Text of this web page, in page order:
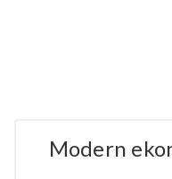
Modern